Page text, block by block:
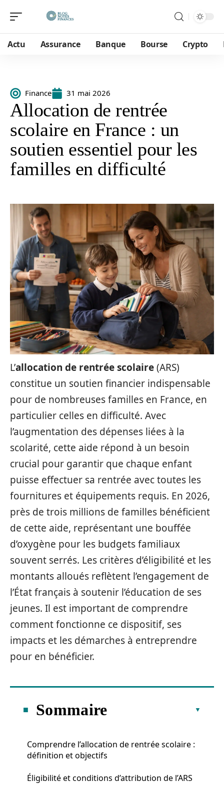
Actu Assurance Banque Bourse Crypto
Finance 31 mai 2026
Allocation de rentrée
scolaire en France : un
soutien essentiel pour les
familles en difficulté
L’allocation de rentrée scolaire(ARS)
constitue un soutien financier indispensable
pour de nombreuses familles en France, en
particulier celles en difficulté. Avec
l’augmentation des dépenses liées à la
scolarité, cette aide répond à un besoin
crucial pour garantir que chaque enfant
puisse effectuer sa rentrée avec toutes les
fournitures et équipements requis. En 2026,
près de trois millions de familles bénéficient
de cette aide, représentant une bouffée
d’oxygène pour les budgets familiaux
souvent serrés. Les critères d’éligibilité et les
montants alloués reflètent l’engagement de
l’État français à soutenir l’éducation de ses
jeunes. Il est important de comprendre
comment fonctionne ce dispositif, ses
impacts et les démarches à entreprendre
pour en bénéficier.
Sommaire
Comprendre l’allocation de rentrée scolaire :
définition et objectifs
Éligibilité et conditions d’attribution de l’ARS